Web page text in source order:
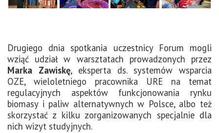
Drugiego dnia spotkania uczestnicy Forum mogli
wziąć udział w warsztatach prowadzonych przez
Marka Zawiskę, eksperta ds. systemów wsparcia
OZE, wieloletniego pracownika URE na temat
regulacyjnych aspektów funkcjonowania rynku
biomasy i paliw alternatywnych w Polsce, albo też
skorzystać z kilku zorganizowanych specjalnie dla
nich wizyt studyjnych.